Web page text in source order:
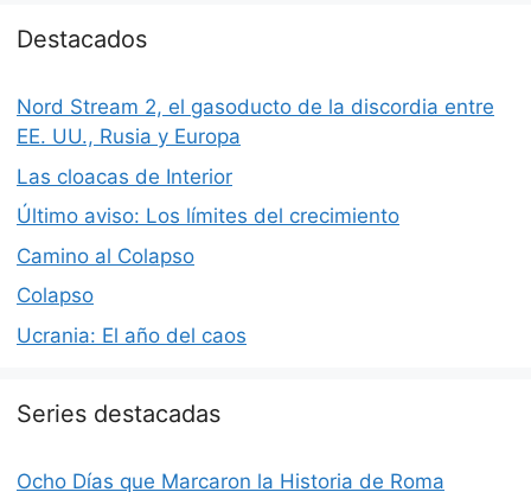
Destacados
Nord Stream 2, el gasoducto de la discordia entre
EE. UU., Rusia y Europa
Las cloacas de Interior
Último aviso: Los límites del crecimiento
Camino al Colapso
Colapso
Ucrania: El año del caos
Series destacadas
Ocho Días que Marcaron la Historia de Roma